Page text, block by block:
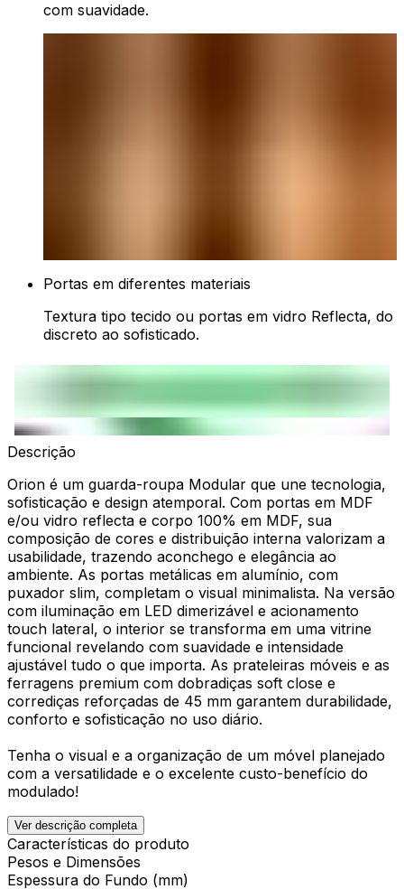
com suavidade.
Portas em diferentes materiais
Textura tipo tecido ou portas em vidro Reflecta, do
discreto ao sofisticado.
Descrição
Orion é um guarda-roupa Modular que une tecnologia,
sofisticação e design atemporal. Com portas em MDF
e/ou vidro reflecta e corpo 100% em MDF, sua
composição de cores e distribuição interna valorizam a
usabilidade, trazendo aconchego e elegância ao
ambiente. As portas metálicas em alumínio, com
puxador slim, completam o visual minimalista. Na versão
com iluminação em LED dimerizável e acionamento
touch lateral, o interior se transforma em uma vitrine
funcional revelando com suavidade e intensidade
ajustável tudo o que importa. As prateleiras móveis e as
ferragens premium com dobradiças soft close e
corrediças reforçadas de 45 mm garantem durabilidade,
conforto e sofisticação no uso diário.
Tenha o visual e a organização de um móvel planejado
com a versatilidade e o excelente custo-benefício do
modulado!
Ver descrição completa
Características do produto
Pesos e Dimensões
Espessura do Fundo (mm)